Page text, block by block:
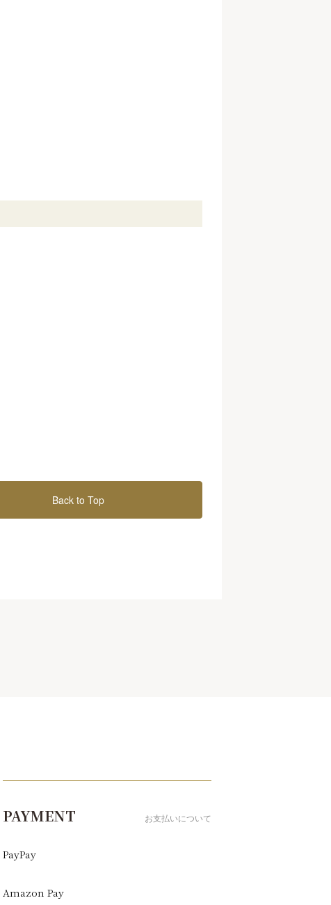
Back to Top
PAYMENT お支払いについて
PayPay
Amazon Pay